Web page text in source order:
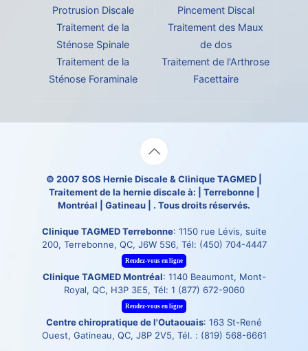
Protrusion Discale
Traitement de la
Sténose Spinale
Traitement de la
Sténose Foraminale
Pincement Discal
Traitement des Maux
de dos
Traitement de l'Arthrose
Facettaire
© 2007SOS Hernie Discale&Clinique TAGMED
Traitement de la hernie discale à: | Terrebonne |
Montréal | Gatineau | . Tous droits réservés.
Clinique TAGMED Terrebonne: 1150 rue Lévis, suite
200, Terrebonne, QC, J6W 5S6, Tél: (450) 704-4447
Rendez-vous en ligne
Clinique TAGMED Montréal: 1140 Beaumont, Mont-
Royal, QC, H3P 3E5, Tél: 1 (877) 672-9060
Rendez-vous en ligne
Centre chiropratique de l'Outaouais: 163 St-René
Ouest, Gatineau, QC, J8P 2V5, Tél. : (819) 568-6661